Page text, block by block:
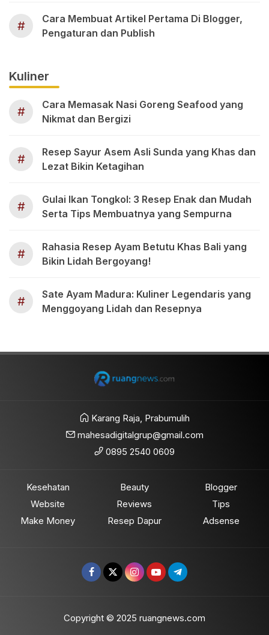
#
Cara Membuat Artikel Pertama Di Blogger,
Pengaturan dan Publish
Kuliner
#
Cara Memasak Nasi Goreng Seafood yang
Nikmat dan Bergizi
#
Resep Sayur Asem Asli Sunda yang Khas dan
Lezat Bikin Ketagihan
#
Gulai Ikan Tongkol: 3 Resep Enak dan Mudah
Serta Tips Membuatnya yang Sempurna
#
Rahasia Resep Ayam Betutu Khas Bali yang
Bikin Lidah Bergoyang!
#
Sate Ayam Madura: Kuliner Legendaris yang
Menggoyang Lidah dan Resepnya
Karang Raja, Prabumulih
mahesadigitalgrup@gmail.com
0895 2540 0609
Kesehatan
Website
Make Money
Beauty
Reviews
Resep Dapur
Blogger
Tips
Adsense
Copyright © 2025 ruangnews.com